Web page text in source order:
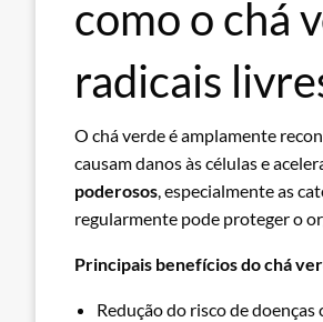
como o chá
radicais
O chá verde é amplamente
causam danos às células e
poderosos, especialmente as
regularmente pode proteger o
Principais benefícios do chá
Redução do risco de